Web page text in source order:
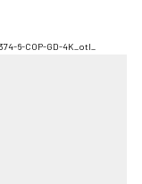
6-COP-GD-4K_otl_